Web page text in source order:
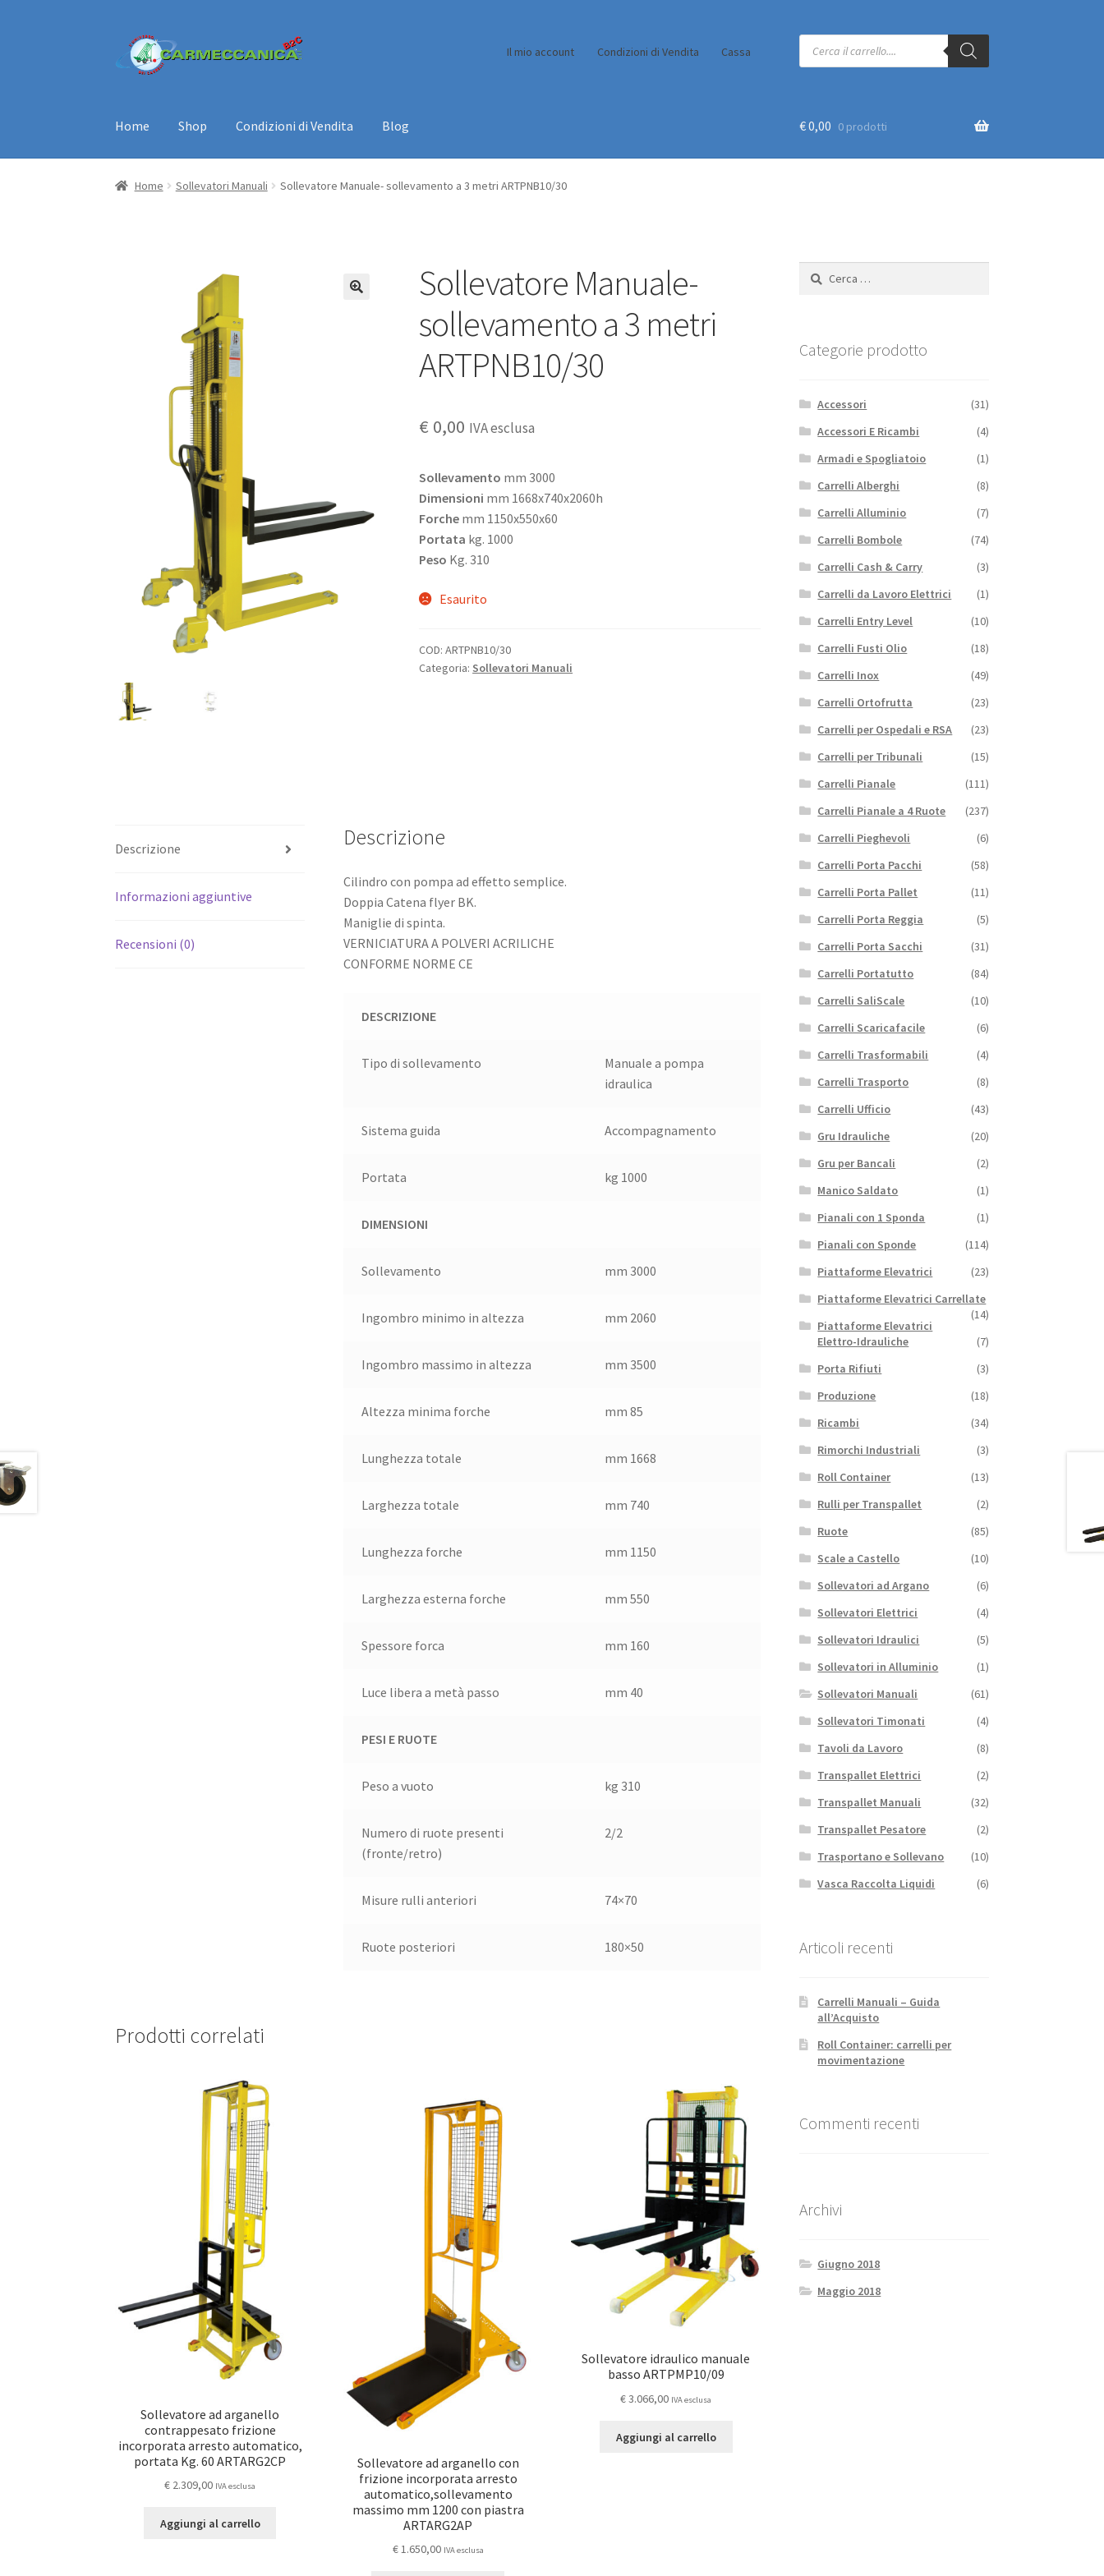
Vai
alla
Vai
al
Il mio account Condizioni di Vendita Cassa
Products
search
Home Shop Condizioni di Vendita Blog €0,00 0 prodotti
Home Sollevatori Manuali Sollevatore Manuale- sollevamento a 3 metri ARTPNB10/30
Sollevatore Manuale-
sollevamento a 3 metri
ARTPNB10/30
€ 0,00 IVA esclusa
Sollevamento mm 3000
Dimensioni mm 1668x740x2060h
Forche mm 1150x550x60
Portata kg. 1000
Peso Kg. 310
Esaurito
COD:ARTPNB10/30
Categoria: Sollevatori Manuali
Descrizione
Informazioni aggiuntive
Recensioni (0)
Descrizione
Cilindro con pompa ad effetto semplice.
Doppia Catena flyer BK.
Maniglie di spinta.
VERNICIATURA A POLVERI ACRILICHE
CONFORME NORME CE
DESCRIZIONE
Tipo di sollevamento
Manuale a pompa
idraulica
Sistema guida Accompagnamento
Portata kg 1000
DIMENSIONI
Sollevamento mm 3000
Ingombro minimo in altezza mm 2060
Ingombro massimo in altezza mm 3500
Altezza minima forche mm 85
Lunghezza totale mm 1668
Larghezza totale mm 740
Lunghezza forche mm 1150
Larghezza esterna forche mm 550
Spessore forca mm 160
Luce libera a metà passo mm 40
PESI E RUOTE
Peso a vuoto kg 310
Numero di ruote presenti
(fronte/retro)
2/2
Misure rulli anteriori 74×70
Ruote posteriori 180×50
Prodotti correlati
Sollevatore ad arganello
contrappesato frizione
incorporata arresto automatico,
portata Kg. 60 ARTARG2CP
€ 2.309,00 IVA esclusa
Aggiungi al carrello
Sollevatore ad arganello con
frizione incorporata arresto
automatico,sollevamento
massimo mm 1200 con piastra
ARTARG2AP
€1.650,00 IVA esclusa
Sollevatore idraulico manuale
basso ARTPMP10/09
€3.066,00 IVA esclusa
Aggiungi al carrello
Ricerca
Categorie prodotto
Accessori
(31)
Accessori E Ricambi
(4)
Armadi e Spogliatoio
(1)
Carrelli Alberghi
(8)
Carrelli Alluminio
(7)
Carrelli Bombole
(74)
Carrelli Cash & Carry
(3)
Carrelli da Lavoro Elettrici
(1)
Carrelli Entry Level
(10)
Carrelli Fusti Olio
(18)
Carrelli Inox
(49)
Carrelli Ortofrutta
(23)
Carrelli per Ospedali e RSA
(23)
Carrelli per Tribunali
(15)
Carrelli Pianale
(111)
Carrelli Pianale a 4 Ruote
(237)
Carrelli Pieghevoli
(6)
Carrelli Porta Pacchi
(58)
Carrelli Porta Pallet
(11)
Carrelli Porta Reggia
(5)
Carrelli Porta Sacchi
(31)
Carrelli Portatutto
(84)
Carrelli SaliScale
(10)
Carrelli Scaricafacile
(6)
Carrelli Trasformabili
(4)
Carrelli Trasporto
(8)
Carrelli Ufficio
(43)
Gru Idrauliche
(20)
Gru per Bancali
(2)
Manico Saldato
(1)
Pianali con 1 Sponda
(1)
Pianali con Sponde
(114)
Piattaforme Elevatrici
(23)
Piattaforme Elevatrici Carrellate
(14)
Piattaforme Elevatrici
Elettro-Idrauliche
(7)
Porta Rifiuti
(3)
Produzione
(18)
Ricambi
(34)
Rimorchi Industriali
(3)
Roll Container
(13)
Rulli per Transpallet
(2)
Ruote
(85)
Scale a Castello
(10)
Sollevatori ad Argano
(6)
Sollevatori Elettrici
(4)
Sollevatori Idraulici
(5)
Sollevatori in Alluminio
(1)
Sollevatori Manuali
(61)
Sollevatori Timonati
(4)
Tavoli da Lavoro
(8)
Transpallet Elettrici
(2)
Transpallet Manuali
(32)
Transpallet Pesatore
(2)
Trasportano e Sollevano
(10)
Vasca Raccolta Liquidi
(6)
Articoli recenti
Carrelli Manuali – Guida
all’Acquisto
Roll Container: carrelli per
movimentazione
Commenti recenti
Archivi
Giugno 2018
Maggio 2018